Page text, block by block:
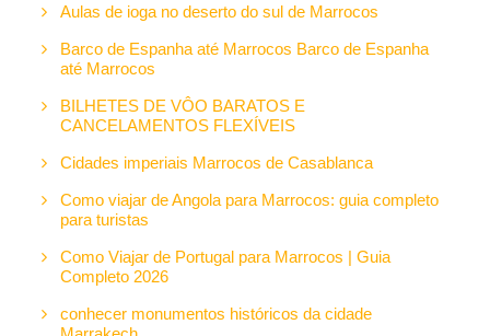
Aulas de ioga no deserto do sul de Marrocos
Barco de Espanha até Marrocos Barco de Espanha
até Marrocos
BILHETES DE VÔO BARATOS E
CANCELAMENTOS FLEXÍVEIS
Cidades imperiais Marrocos de Casablanca
Como viajar de Angola para Marrocos: guia completo
para turistas
Como Viajar de Portugal para Marrocos | Guia
Completo 2026
conhecer monumentos históricos da cidade